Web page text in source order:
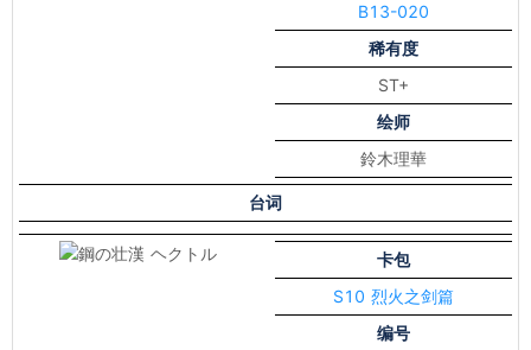
B13-020
稀有度
ST+
绘师
鈴木理華
台词
卡包
S10 烈火之剑篇
编号